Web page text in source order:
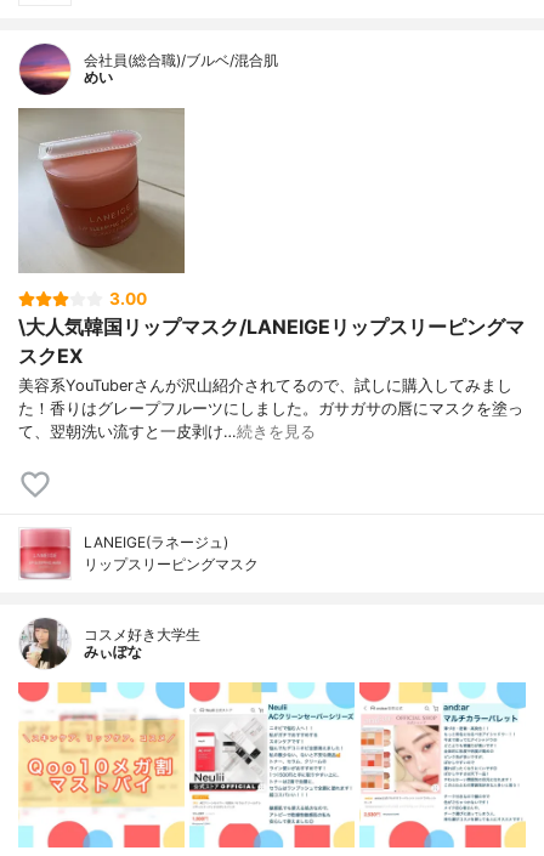
会社員(総合職)/ブルベ/混合肌
めい
3.00
\大人気韓国リップマスク/LANEIGEリップスリーピングマ
スクEX
美容系YouTuberさんが沢山紹介されてるので、試しに購入してみまし
た！香りはグレープフルーツにしました。ガサガサの唇にマスクを塗っ
て、翌朝洗い流すと一皮剥け…続きを見る
LANEIGE(ラネージュ)
リップスリーピングマスク
コスメ好き大学生
みぃぽな